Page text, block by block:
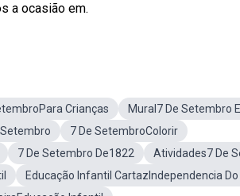
a ocasião em.
Crianças
Mural7 De Setembro
7 De SetembroColorir
7 De Setembro De1822
Atividades7 De
Educação Infantil CartazIndependencia Do